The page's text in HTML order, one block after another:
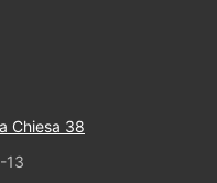
Chiesa 38
13